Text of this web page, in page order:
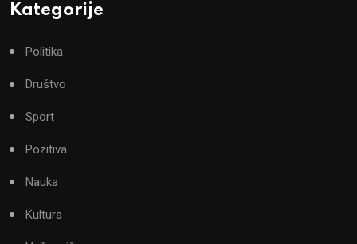
Kategorije
Politika
Društvo
Sport
Pozitiva
Nauka
Kultura